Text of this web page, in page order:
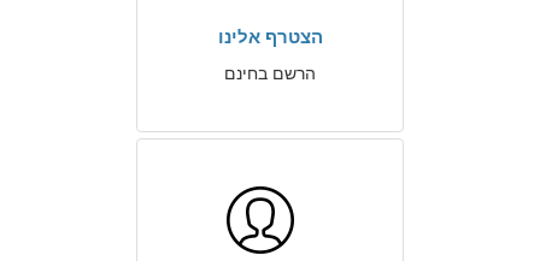
הצטרף אלינו
הרשם בחינם